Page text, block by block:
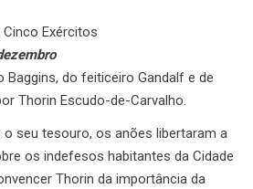
Exércitos
Baggins, do feiticeiro Gandalf e de
Thorin Escudo-de-Carvalho.
seu tesouro, os anões libertaram a
os indefesos habitantes da Cidade
Thorin da importância da